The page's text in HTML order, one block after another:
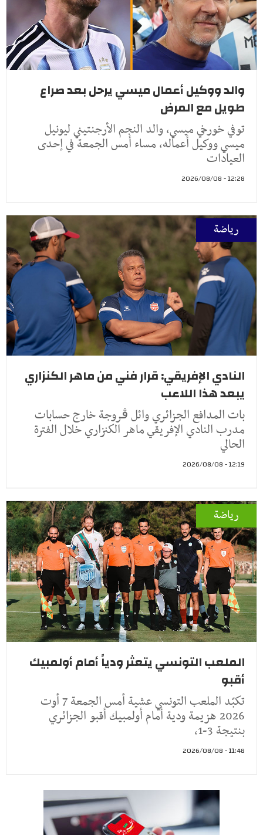
والد ووكيل أعمال ميسي يرحل بعد صراع
طويل مع المرض
توفي خورخي ميسي، والد النجم الأرجنتيني ليونيل
ميسي ووكيل أعماله، مساء أمس الجمعة في إحدى
العيادات
12:28 - 2026/08/08
رياضة
النادي الإفريقي: قرار فني من ماهر الكنزاري
يبعد هذا اللاعب
بات المدافع الجزائري وائل ڤروجة خارج حسابات
مدرب النادي الإفريقي ماهر الكنزاري خلال الفترة
الحالي
12:19 - 2026/08/08
رياضة
الملعب التونسي يتعثر ودياً أمام أولمبيك
أقبو
تكبّد الملعب التونسي عشية أمس الجمعة 7 أوت
2026 هزيمة ودية أمام أولمبيك أقبو الجزائري
بنتيجة 3-1،
11:48 - 2026/08/08